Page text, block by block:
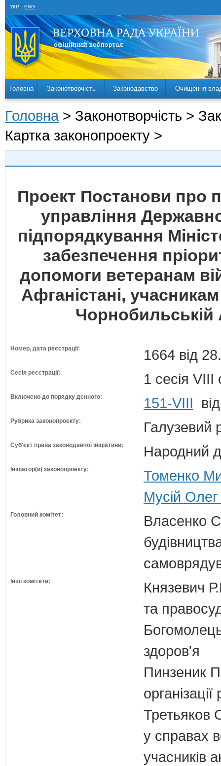
УКР ENG
Головна Законотворчість Законодавство Очищення
Головна > Законотворчість >
Картка законопроекту >
Проект Постанови про
управління
підпорядкування
забезпечення
допомоги ветеранам
Афганістані, учасникам
Номер, дата реєстрації: 1664 від
Сесія реєстрації: 1 сесія VIII
Включено до порядку денного: 151-VIII
Рубрика законопроекту: Галузевий
Суб'єкт права законодавчої ініціативи: Народний
Ініціатор(и) законопроекту:
Томенко
Мусій
Головний комітет:
Власенко
Інші комітети:
Князевич
та
здоров'я
Пинзеник
Третьяков
у справах
учасників